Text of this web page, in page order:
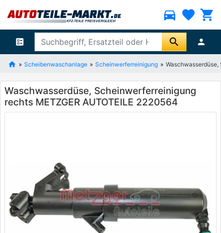
directions_car favorite shopping_cart
ballot search person
Scheibenwaschanlage Scheinwerferreinigung
Waschwasserdüse, Scheinwerferreinigung
rechts METZGER AUTOTEILE 2220564